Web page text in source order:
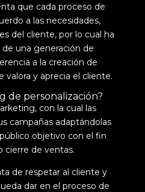
que cada proceso de
a las necesidades,
del cliente, por lo cual ha
de una generación de
a la creación de
y aprecia el cliente.
de personalización?
, con la cual las
campañas adaptándolas
objetivo con el fin
cierre de ventas.
de respetar al cliente y
dar en el proceso de